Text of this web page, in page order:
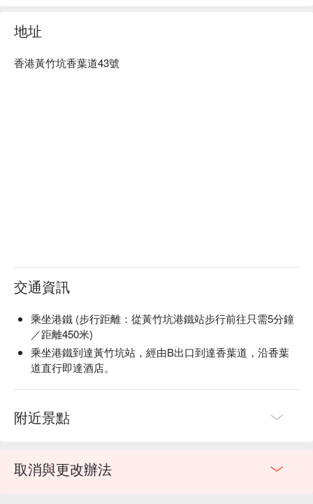
Hong Kong Island 及LUXlife! – Best Contemporary Hotel –
地址
香港黃竹坑香葉道43號
交通資訊
乘坐港鐵 (步行距離：從黃竹坑港鐵站步行前往只需5分鐘
／距離450米)
乘坐港鐵到達黃竹坑站，經由B出口到達香葉道，沿香葉
道直行即達酒店。
附近景點
取消與更改辦法